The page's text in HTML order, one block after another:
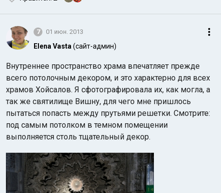
7 01 июн. 2013
Elena Vasta (сайт-админ)
Внутреннее пространство храма впечатляет прежде
всего потолочным декором, и это характерно для всех
храмов Хойсалов. Я сфотографировала их, как могла, а
так же святилище Вишну, для чего мне пришлось
пытаться попасть между прутьями решетки. Смотрите:
под самым потолком в темном помещении
выполняется столь тщательный декор.